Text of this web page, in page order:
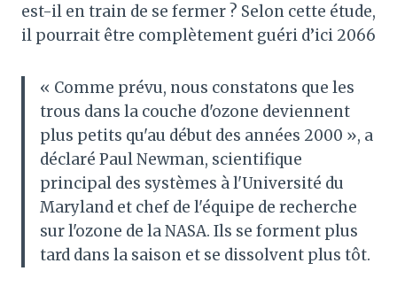
est-il en train de se fermer ? Selon cette étude,
il pourrait être complètement guéri d’ici 2066
« Comme prévu, nous constatons que les
trous dans la couche d'ozone deviennent
plus petits qu'au début des années 2000 », a
déclaré Paul Newman, scientifique
principal des systèmes à l'Université du
Maryland et chef de l'équipe de recherche
sur l'ozone de la NASA. Ils se forment plus
tard dans la saison et se dissolvent plus tôt.